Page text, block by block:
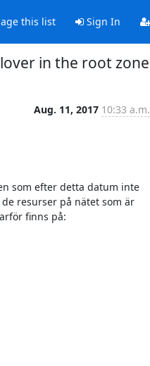
this list Sign In
in the root zone
Aug. 11, 2017 10:33 a.m.
som efter detta datum inte
resurser på nätet som är
finns på: